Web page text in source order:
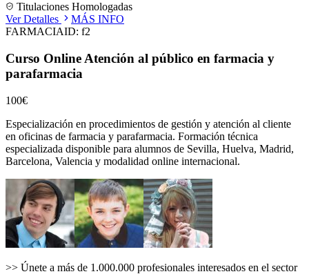
Titulaciones Homologadas
Ver Detalles
MÁS INFO
FARMACIAID: f2
Curso Online Atención al público en farmacia y
parafarmacia
100€
Especialización en procedimientos de gestión y atención al cliente
en oficinas de farmacia y parafarmacia. Formación técnica
especializada disponible para alumnos de Sevilla, Huelva, Madrid,
Barcelona, Valencia y modalidad online internacional.
>> Únete a más de 1.000.000 profesionales interesados en el sector